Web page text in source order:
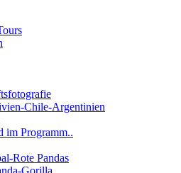
Chile-Argentinien
im Programm..
Rote Pandas
Gorilla